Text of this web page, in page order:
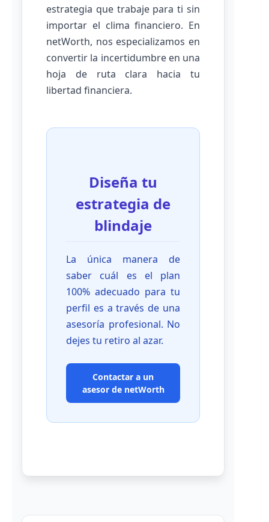
estrategia que trabaje para ti sin
importar el clima financiero. En
netWorth, nos especializamos en
convertir la incertidumbre en una
hoja de ruta clara hacia tu
libertad financiera.
Diseña tu
estrategia de
blindaje
La única manera de
saber cuál es el plan
100% adecuado para tu
perfil es a través de una
asesoría profesional. No
dejes tu retiro al azar.
Contactar a un
asesor de netWorth